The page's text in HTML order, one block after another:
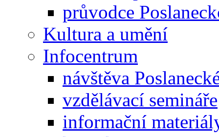
průvodce
Kultura a umění
Infocentrum
návštěva
vzdělávací semináře
informační